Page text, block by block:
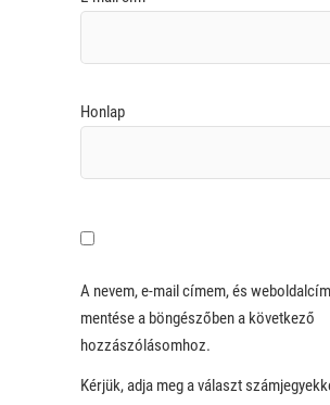
Honlap
A nevem, e-mail címem, és
mentése a böngészőben a következő
hozzászólásomhoz.
Kérjük, adja meg a választ